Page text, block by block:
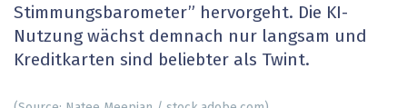
Stimmungsbarometer” hervorgeht. Die KI-
Nutzung wächst demnach nur langsam und
Kreditkarten sind beliebter als Twint.